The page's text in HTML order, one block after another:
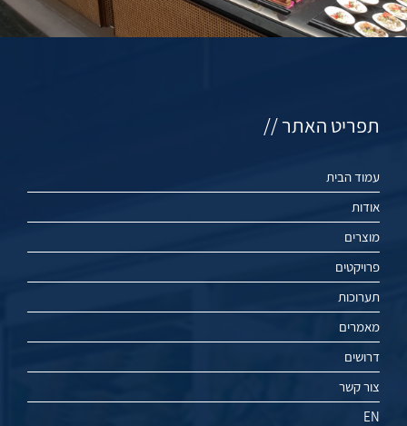
תפריט האתר //
עמוד הבית
אודות
מוצרים
פרויקטים
תערוכות
מאמרים
דרושים
צור קשר
EN